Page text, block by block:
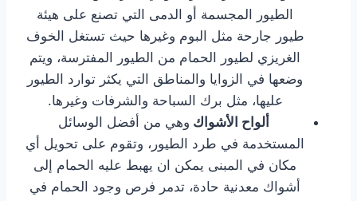
الطيور المجسمة أو الدمى التي تصنع على هيئة
طيور جارحة مثل البوم وغيرها حيث تستغل الخوف
الغريزي لطيور الحمام من الطيور المفترسة، ويتم
وضعها في الزوايا والمناطق التي يكثر توارد الطيور
عليها، مثل برك السباحة والشرفات وغيرها.
ألواح الأشواك وهي من أفضل الوسائل
المستخدمة في طرد الطيور، وتقوم على تحويل أي
مكان في المبنى يمكن ان يهبط عليه الحمام إلى
أشواك معدنية حادة، تدمر فرص وجود الحمام في